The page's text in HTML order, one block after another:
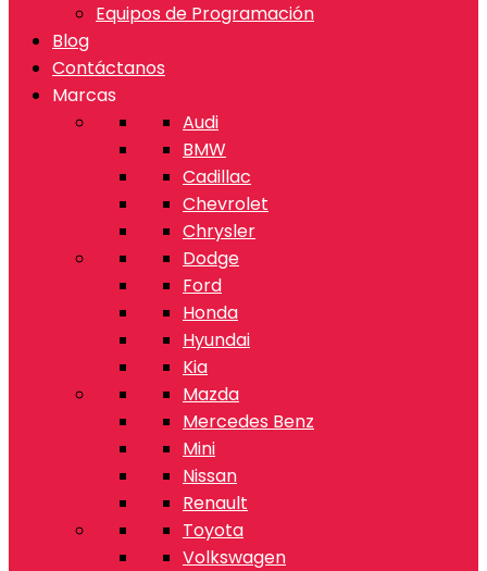
Equipos de Programación
Blog
Contáctanos
Marcas
Audi
BMW
Cadillac
Chevrolet
Chrysler
Dodge
Ford
Honda
Hyundai
Kia
Mazda
Mercedes Benz
Mini
Nissan
Renault
Toyota
Volkswagen